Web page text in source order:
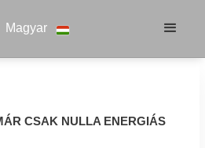
Magyar
CSAK NULLA ENERGIÁS